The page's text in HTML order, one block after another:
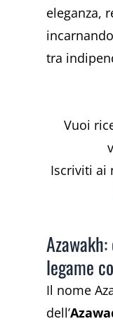
eleganza,
tra
Vuoi
Iscriviti ai
legame
Il nome
dell’